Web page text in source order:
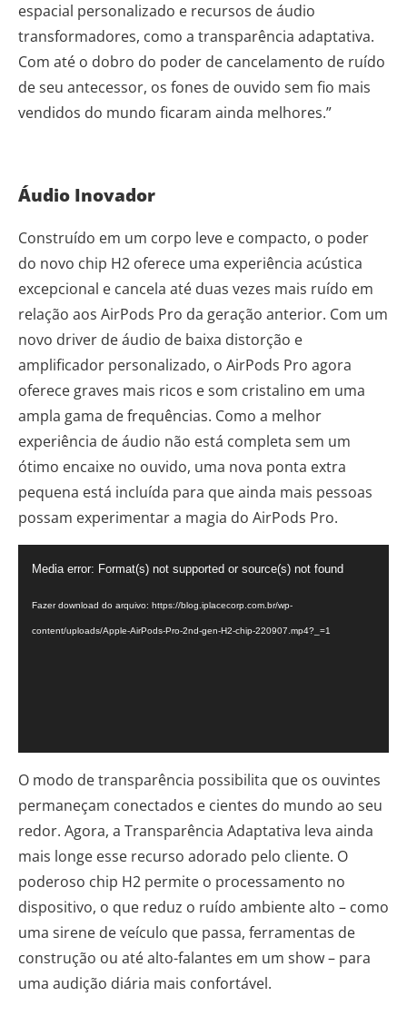
espacial personalizado e recursos de áudio
transformadores, como a transparência adaptativa.
Com até o dobro do poder de cancelamento de ruído
de seu antecessor, os fones de ouvido sem fio mais
vendidos do mundo ficaram ainda melhores.”
Áudio Inovador
Construído em um corpo leve e compacto, o poder
do novo chip H2 oferece uma experiência acústica
excepcional e cancela até duas vezes mais ruído em
relação aos AirPods Pro da geração anterior. Com um
novo driver de áudio de baixa distorção e
amplificador personalizado, o AirPods Pro agora
oferece graves mais ricos e som cristalino em uma
ampla gama de frequências. Como a melhor
experiência de áudio não está completa sem um
ótimo encaixe no ouvido, uma nova ponta extra
pequena está incluída para que ainda mais pessoas
possam experimentar a magia do AirPods Pro.
vídeo
Media error: Format(s) not supported or source(s) not found
Fazer download do arquivo: https://blog.iplacecorp.com.br/wp-
content/uploads/Apple-AirPods-Pro-2nd-gen-H2-chip-220907.mp4?_=1
O modo de transparência possibilita que os ouvintes
permaneçam conectados e cientes do mundo ao seu
redor. Agora, a Transparência Adaptativa leva ainda
mais longe esse recurso adorado pelo cliente. O
poderoso chip H2 permite o processamento no
dispositivo, o que reduz o ruído ambiente alto – como
uma sirene de veículo que passa, ferramentas de
construção ou até alto-falantes em um show – para
uma audição diária mais confortável.